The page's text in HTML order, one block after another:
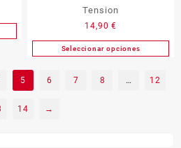
Tension
14,90€
Seleccionar opciones
Este
tiene
5 6 7 8 … 12
14 →